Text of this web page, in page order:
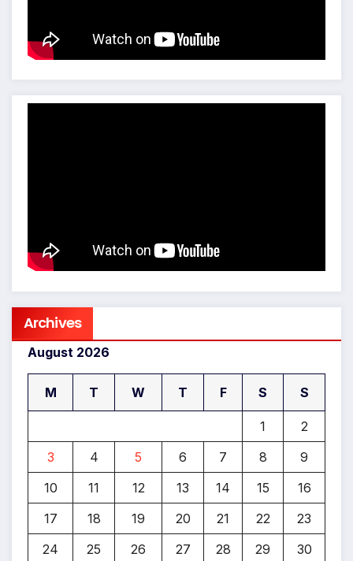
Archives
August 2026
M T W T F S S
1
2
3
4 5 6 7 8
9
10
11 12 13 14 15
16
17
18 19 20 21 22
23
24
25 26 27 28 29
30